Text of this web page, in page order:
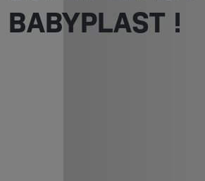
BABYPLAST !